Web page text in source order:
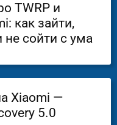
TWRP и
как зайти,
не сойти с ума
Xiaomi —
5.0